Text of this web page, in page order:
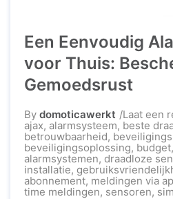
Een Eenvoudig
voor Thuis:
Gemoedsrust
By domoticawerkt Laat een
ajax, alarmsysteem, beste
betrouwbaarheid,
beveiligingsoplossing, budget,
alarmsystemen, draadloze
installatie,
abonnement, meldingen via
time meldingen, sensoren,